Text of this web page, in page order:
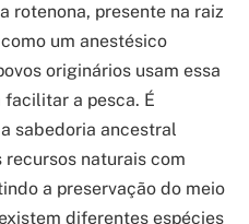
rotenona, presente na raiz
um anestésico
originários usam essa
a pesca. É
sabedoria ancestral
naturais com
a preservação do meio
diferentes espécies